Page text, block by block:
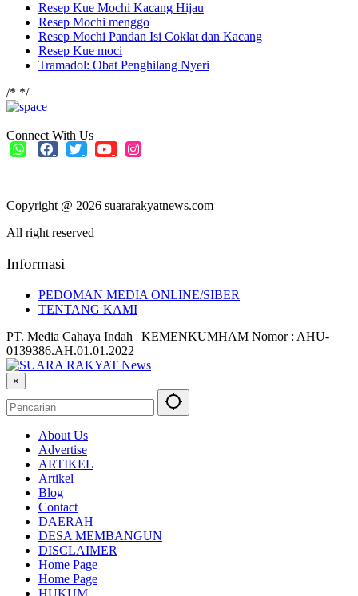
Resep Kue Mochi Kacang Hijau
Resep Mochi menggo
Resep Mochi Pandan Isi Coklat dan Kacang
Resep Kue moci
Tramadol: Obat Penghilang Nyeri
/* */
Connect With Us
Copyright @ 2026 suararakyatnews.com
All right reserved
Informasi
PEDOMAN MEDIA ONLINE/SIBER
TENTANG KAMI
PT. Media Cahaya Indah | KEMENKUMHAM Nomor : AHU-
0139386.AH.01.01.2022
×
About Us
Advertise
ARTIKEL
Artikel
Blog
Contact
DAERAH
DESA MEMBANGUN
DISCLAIMER
Home Page
Home Page
HUKUM